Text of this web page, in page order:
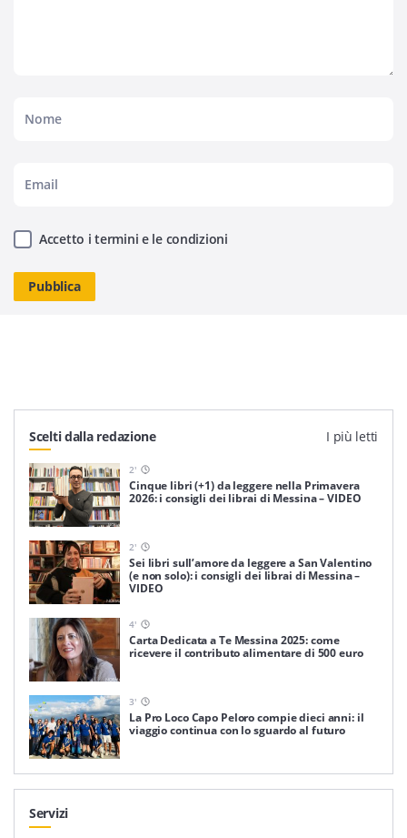
Accetto i termini e le condizioni
Scelti dalla redazione I più letti
2'
Cinque libri (+1) da leggere nella Primavera
2026: i consigli dei librai di Messina – VIDEO
2'
Sei libri sull’amore da leggere a San Valentino
(e non solo): i consigli dei librai di Messina –
VIDEO
4'
Carta Dedicata a Te Messina 2025: come
ricevere il contributo alimentare di 500 euro
3'
La Pro Loco Capo Peloro compie dieci anni: il
viaggio continua con lo sguardo al futuro
Servizi